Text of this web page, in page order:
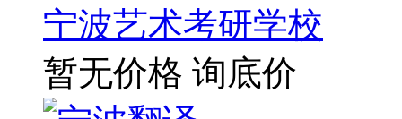
宁波艺术考研学校
暂无价格 询底价